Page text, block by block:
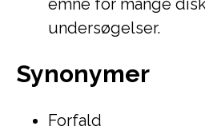
emne for mange
undersøgelser.
Synonymer
Forfald